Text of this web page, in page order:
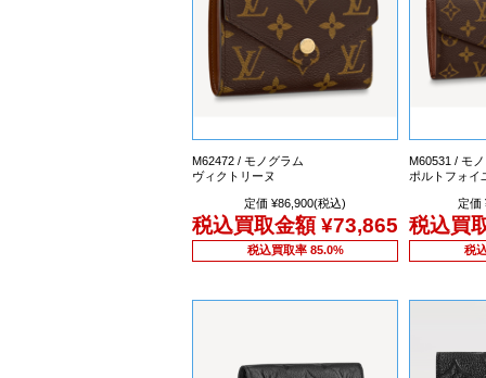
M62472 / モノグラム
ヴィクトリーヌ
定価 ¥86,900(税込)
税込買取金額¥73,865
税込買取率 85.0%
M60531 / モ
ポルトフォイ
定価
税込買
税